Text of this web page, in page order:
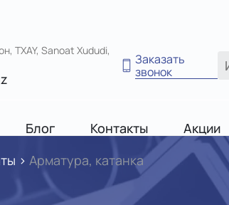
TXAY, Sanoat Xududi,
Заказать
звонок
Блог Контакты Акции
> Арматура, катанка